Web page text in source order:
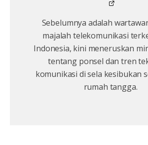
Sebelumnya adalah
majalah telekomunikasi
Indonesia, kini meneruskan
tentang ponsel dan tren
komunikasi di sela kesibukan
rumah tangga.